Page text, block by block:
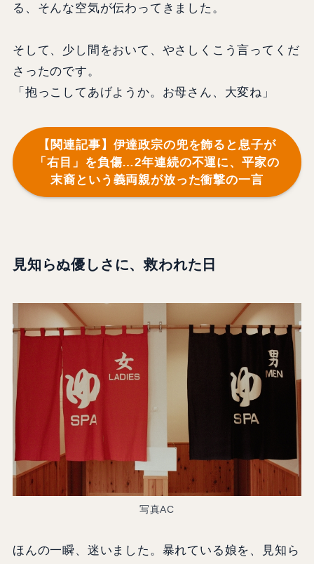
る、そんな空気が伝わってきました。
そして、少し間をおいて、やさしくこう言ってくだ
さったのです。
「抱っこしてあげようか。お母さん、大変ね」
【関連記事】伊達政宗の兜を飾ると息子が
「右目」を負傷…2年連続の不運に、平家の
末裔という義両親が放った衝撃の一言
見知らぬ優しさに、救われた日
写真AC
ほんの一瞬、迷いました。暴れている娘を、見知ら